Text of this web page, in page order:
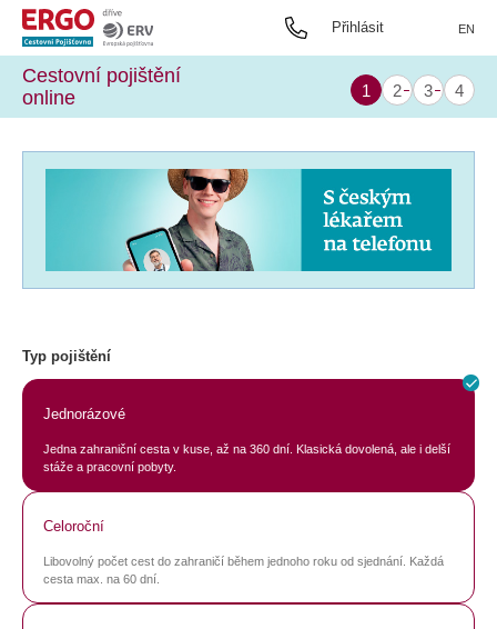
Přihlásit EN
Cestovní pojištění
online
Typ pojištění
Jednorázové
Jedna zahraniční cesta v kuse, až na 360 dní. Klasická dovolená, ale i delší
stáže a pracovní pobyty.
Celoroční
Libovolný počet cest do zahraničí během jednoho roku od sjednání. Každá
cesta max. na 60 dní.